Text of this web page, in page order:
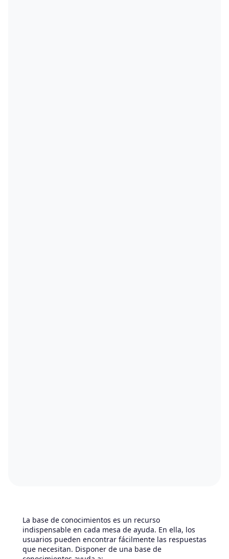
La base de conocimientos es un recurso
indispensable en cada mesa de ayuda. En ella, los
usuarios pueden encontrar fácilmente las respuestas
que necesitan. Disponer de una base de